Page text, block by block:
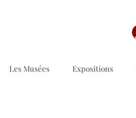
Les Musées Expositions